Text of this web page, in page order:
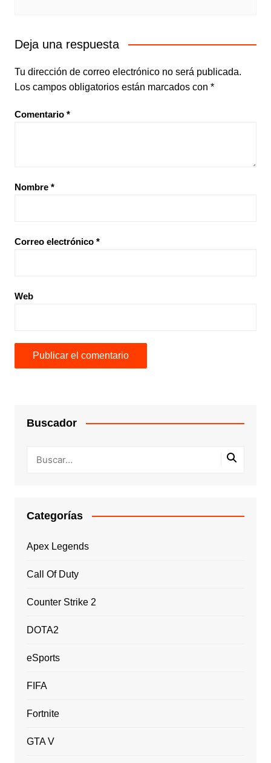
Deja una respuesta
Tu dirección de correo electrónico no será publicada.
Los campos obligatorios están marcados con *
Comentario *
Nombre *
Correo electrónico *
Web
Buscador
Categorías
Apex Legends
Call Of Duty
Counter Strike 2
DOTA2
eSports
FIFA
Fortnite
GTA V